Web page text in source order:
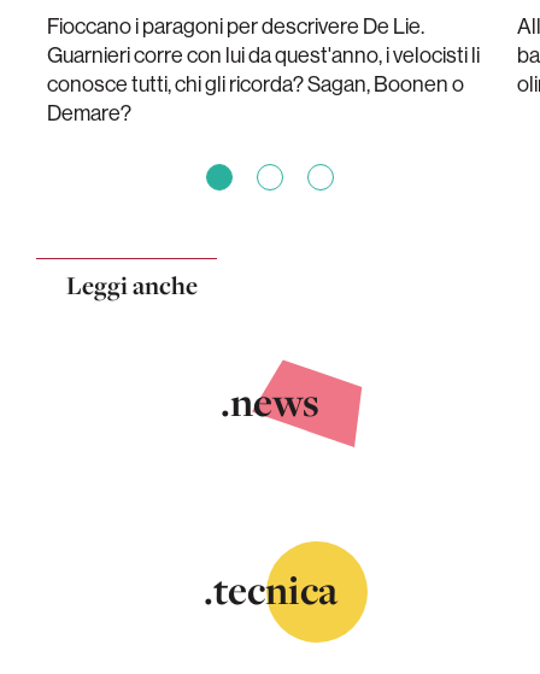
Fioccano i paragoni per descrivere De Lie.
Guarnieri corre con lui da quest'anno, i velocisti li
conosce tutti, chi gli ricorda? Sagan, Boonen o
Demare?
Leggi anche
.news
.tecnica